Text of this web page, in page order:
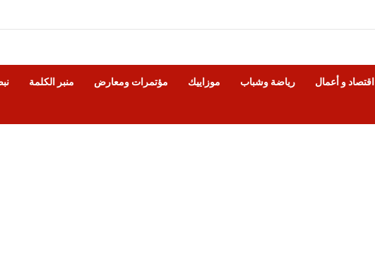
اقتصاد و أعمال رياضة وشباب موزاييك مؤتمرات ومعارض منبر الكلمة